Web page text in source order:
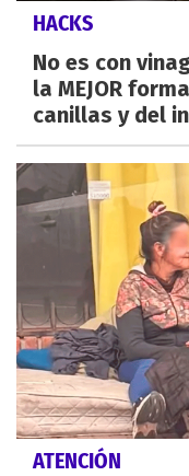
HACKS
No es con
la MEJOR
canillas y del
ATENCIÓN